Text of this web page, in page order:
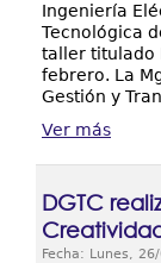
Ingeniería
Tecnológica
taller titulado
febrero. La
Gestión y
Ver más
DGTC
Fecha: Lunes,